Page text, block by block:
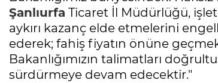
Şanlıurfa Ticaret İl Müdürlüğü,
aykırı kazanç elde etmelerini
ederek; fahiş fiyatın önüne
Bakanlığımızın talimatları
sürdürmeye devam edecektir."